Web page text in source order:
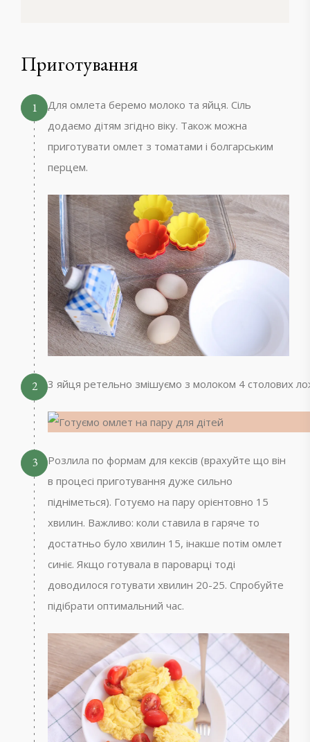
Приготування
1
Для омлета беремо молоко та яйця. Сіль
додаємо дітям згідно віку. Також можна
приготувати омлет з томатами і болгарським
перцем.
2 3 яйця ретельно змішуємо з молоком 4 столових
3
Розлила по формам для кексів (врахуйте що він
в процесі приготування дуже сильно
підніметься). Готуємо на пару орієнтовно 15
хвилин. Важливо: коли ставила в гаряче то
достатньо було хвилин 15, інакше потім омлет
синіє. Якщо готувала в пароварці тоді
доводилося готувати хвилин 20-25. Спробуйте
підібрати оптимальний час.